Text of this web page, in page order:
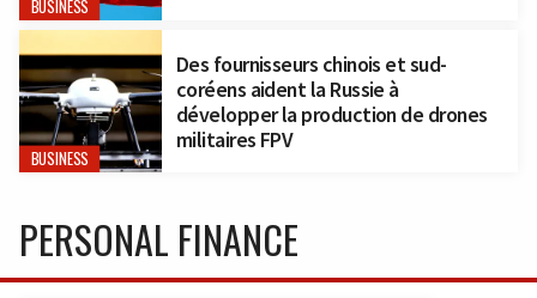
BUSINESS
BUSINESS
Des fournisseurs chinois et sud-
coréens aident la Russie à
développer la production de drones
militaires FPV
PERSONAL FINANCE